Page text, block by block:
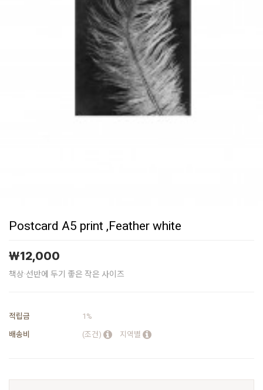
Postcard A5 print ,Feather white
￦12,000
책상·선반에 두기 좋은 작은 사이즈
적립금
1%
배송비
(조건) 지역별